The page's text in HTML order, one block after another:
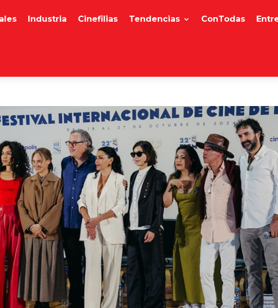
Industria Cinefilias Tendencias ConTodas